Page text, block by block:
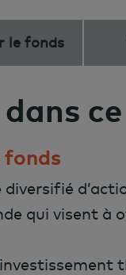
le fonds
fonds
qui visent à